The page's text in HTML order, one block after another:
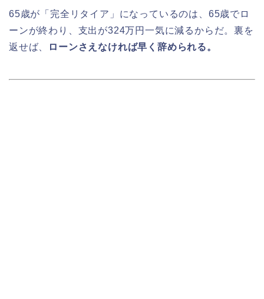
65歳が「完全リタイア」になっているのは、65歳でロ
ーンが終わり、支出が324万円一気に減るからだ。裏を
返せば、
ローンさえなければ早く辞められる。